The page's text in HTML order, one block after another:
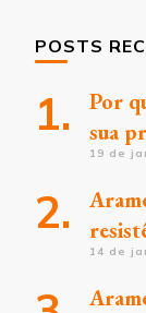
POSTS
Por
sua
19 de
14 de